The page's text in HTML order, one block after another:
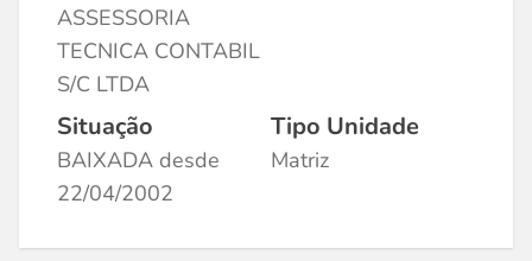
ASSESSORIA
TECNICA CONTABIL
S/C LTDA
Situação
BAIXADA desde
22/04/2002
Tipo Unidade
Matriz